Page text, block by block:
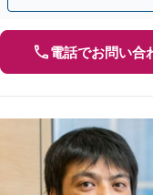
電話でお問い合